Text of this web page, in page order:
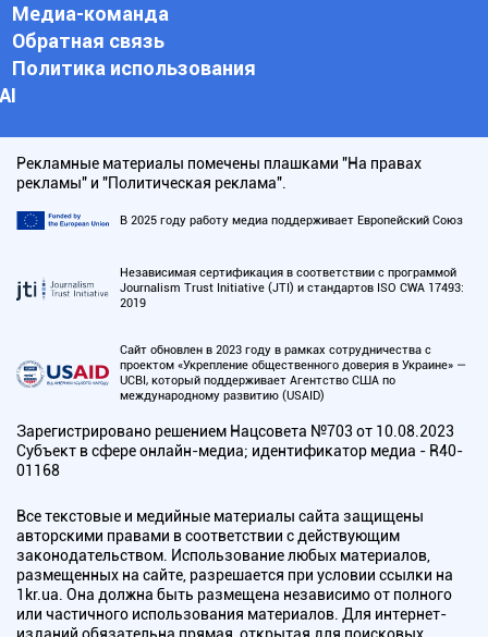
Медиа-команда
Обратная связь
Политика использования
АI
Рекламные материалы помечены плашками "На правах
рекламы" и "Политическая реклама".
В 2025 году работу медиа поддерживает Европейский Союз
Независимая сертификация в соответствии с программой
Journalism Trust Initiative (JTI) и стандартов ISO CWA 17493:
2019
Сайт обновлен в 2023 году в рамках сотрудничества с
проектом «Укрепление общественного доверия в Украине» —
UCBI, который поддерживает Агентство США по
международному развитию (USAID)
Зарегистрировано решением Нацсовета №703 от 10.08.2023
Субъект в сфере онлайн-медиа; идентификатор медиа - R40-
01168
Все текстовые и медийные материалы сайта защищены
авторскими правами в соответствии с действующим
законодательством. Использование любых материалов,
размещенных на сайте, разрешается при условии ссылки на
1kr.ua. Она должна быть размещена независимо от полного
или частичного использования материалов. Для интернет-